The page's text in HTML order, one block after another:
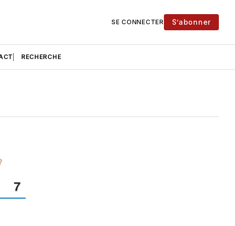
SE CONNECTER S’abonner
RECHERCHE